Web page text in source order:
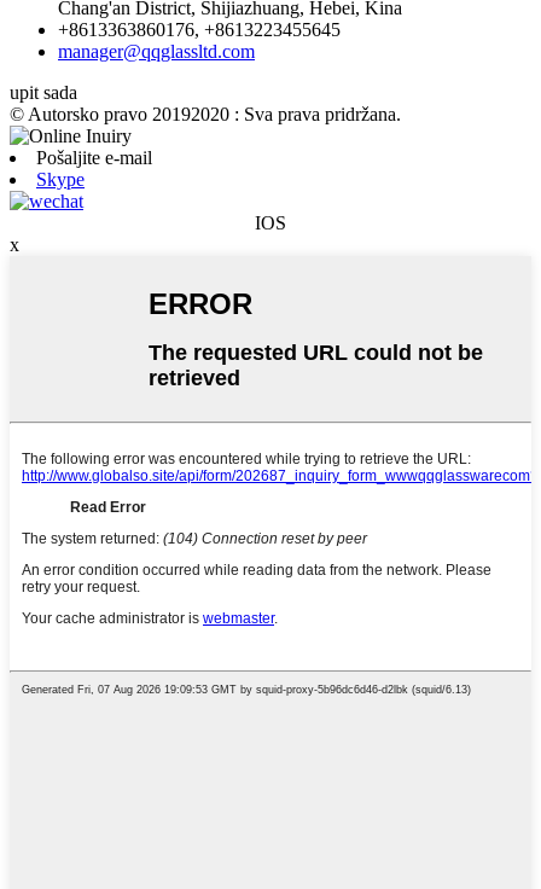
Chang'an District, Shijiazhuang, Hebei, Kina
+8613363860176, +8613223455645
manager@qqglassltd.com
upit sada
© Autorsko pravo 20192020 : Sva prava pridržana.
Pošaljite e-mail
Skype
IOS
x